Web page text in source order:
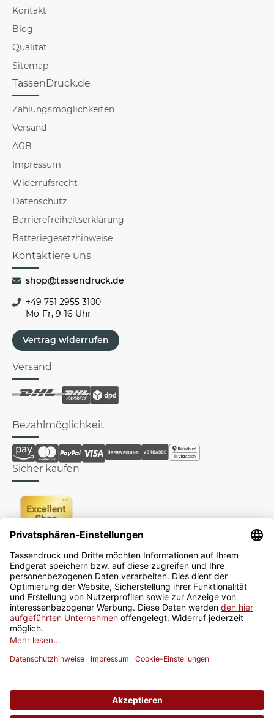
Kontakt
Blog
Qualität
Sitemap
TassenDruck.de
Zahlungsmöglichkeiten
Versand
AGB
Impressum
Widerrufsrecht
Datenschutz
Barrierefreiheitserklärung
Batteriegesetzhinweise
Kontaktiere uns
shop@tassendruck.de
+49 751 2955 3100
Mo-Fr, 9-16 Uhr
Vertrag widerrufen
Versand
Bezahlmöglichkeit
Sicher kaufen
Newsletter